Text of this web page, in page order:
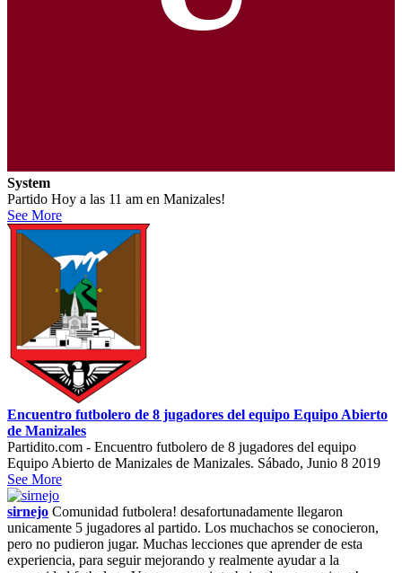
System
Partido Hoy a las 11 am en Manizales!
See More
Encuentro futbolero de 8 jugadores del equipo Equipo Abierto
de Manizales
Partidito.com - Encuentro futbolero de 8 jugadores del equipo
Equipo Abierto de Manizales de Manizales. Sábado, Junio 8 2019
See More
sirnejo Comunidad futbolera! desafortunadamente llegaron
unicamente 5 jugadores al partido. Los muchachos se conocieron,
pero no pudieron jugar. Muchas lecciones que aprender de esta
experiencia, para seguir mejorando y realmente ayudar a la